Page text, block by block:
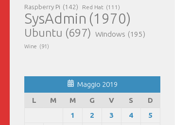
Raspberry Pi (142) Red Hat (111)
SysAdmin (1970)
Ubuntu (697) Windows (195)
Wine (91)
Maggio 2019
L
M M G V S
D
1
2 3 4
5